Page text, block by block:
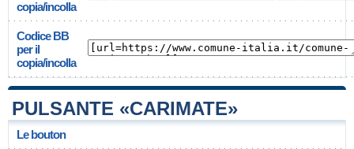
copia/incolla
Codice BB
per il
copia/incolla
PULSANTE «CARIMATE»
Le bouton